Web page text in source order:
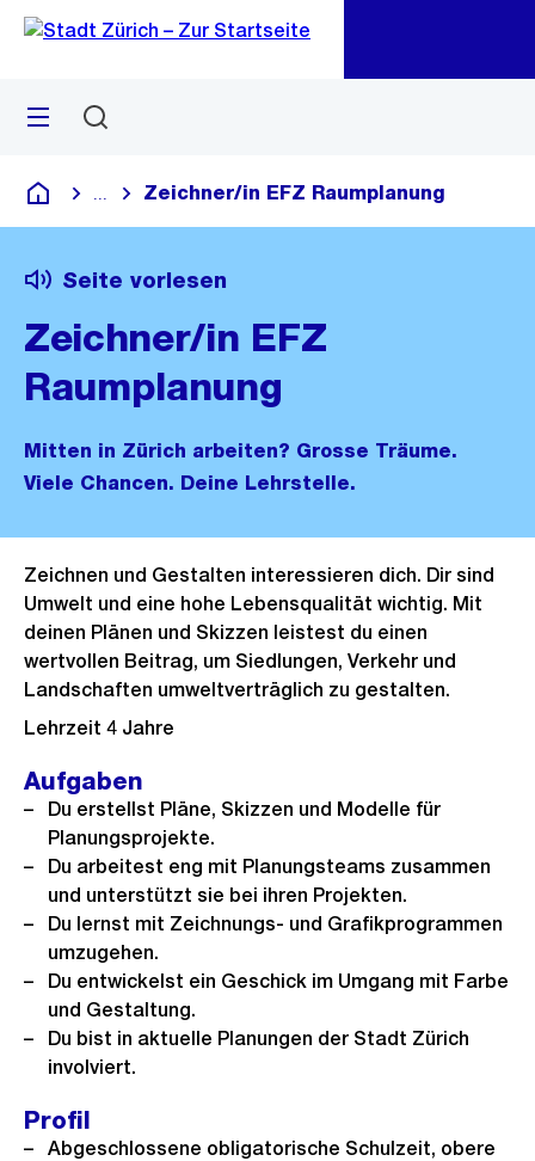
Navigation
Sprunglink
Menü
Deutsch
Blende alle Breadcrumbs ein
Zeichner/in EFZ Raumplanung
Seite vorlesen
Zeichner/in EFZ
Raumplanung
Mitten in Zürich arbeiten? Grosse Träume.
Viele Chancen. Deine Lehrstelle.
Zeichnen und Gestalten interessieren dich. Dir sind
Umwelt und eine hohe Lebensqualität wichtig. Mit
deinen Plänen und Skizzen leistest du einen
wertvollen Beitrag, um Siedlungen, Verkehr und
Landschaften umweltverträglich zu gestalten.
Lehrzeit 4 Jahre
Aufgaben
Du erstellst Pläne, Skizzen und Modelle für
Planungsprojekte.
Du arbeitest eng mit Planungsteams zusammen
und unterstützt sie bei ihren Projekten.
Du lernst mit Zeichnungs- und Grafikprogrammen
umzugehen.
Du entwickelst ein Geschick im Umgang mit Farbe
und Gestaltung.
Du bist in aktuelle Planungen der Stadt Zürich
involviert.
Profil
Abgeschlossene obligatorische Schulzeit, obere